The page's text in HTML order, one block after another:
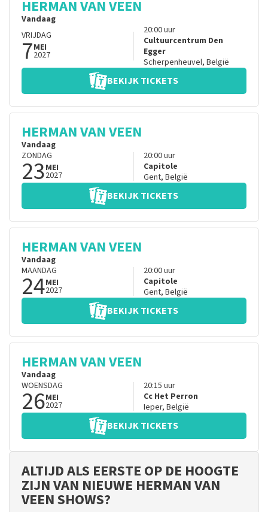
HERMAN VAN VEEN
Vandaag
VRIJDAG
7MEI
2027
20:00uur
Cultuurcentrum Den
Egger
Scherpenheuvel, België
BEKIJK TICKETS
HERMAN VAN VEEN
Vandaag
ZONDAG
23MEI
2027
20:00uur
Capitole
Gent, België
BEKIJK TICKETS
HERMAN VAN VEEN
Vandaag
MAANDAG
24MEI
2027
20:00uur
Capitole
Gent, België
BEKIJK TICKETS
HERMAN VAN VEEN
Vandaag
WOENSDAG
26MEI
2027
20:15 uur
Cc Het Perron
Ieper, België
BEKIJK TICKETS
ALTIJD ALS EERSTE OP DE HOOGTE
ZIJN VAN NIEUWE HERMAN VAN
VEEN SHOWS?